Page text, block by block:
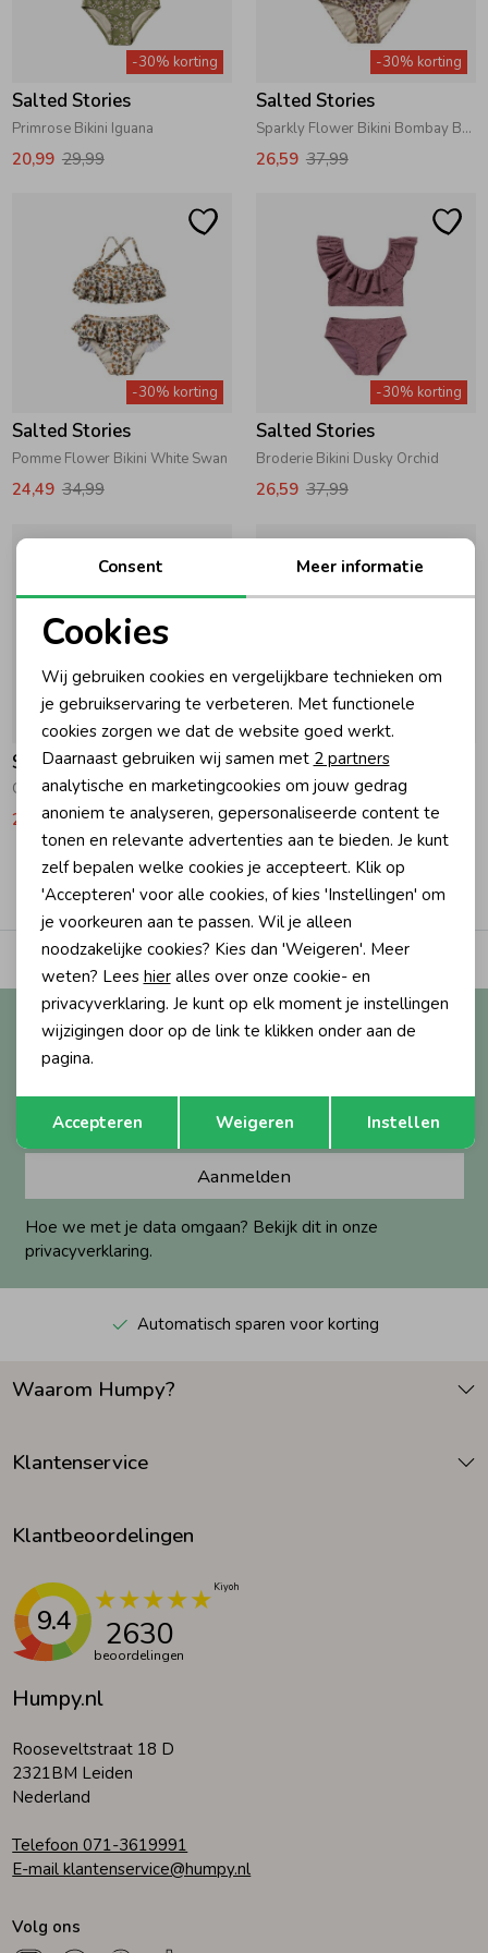
Zwemkleding
Jassen
Overhemden
Colberts & Gilets
Rompers
Regenkleding &-laarzen
Zomeraccessoires
Kledingaccessoires
Beenmode
Zwemkleding
Jassen
Overhemden
Rokken & Skorts
Jumpsuits
Blazers & Gilets
Leggings
Boxpakjes
Rompers
Ondergoed
Regenkleding &-laarzen
Zomeraccessoires
Kledingaccessoires
Winteraccessoires
Cadeaubonnen
Haaraccessoires
Babyaccessoires
Verzorgingsproducten
Winteraccessoires
Winterjassen
Zomerjassen
Zwemvesten & Zwembandjes
Winterjassen
Zomerjassen
-30% korting
Salted Stories
Primrose Bikini Iguana
20,99 29,99
-30% korting
Salted Stories
Sparkly Flower Bikini Bombay Brown
26,59 37,99
-30% korting
Salted Stories
Pomme Flower Bikini White Swan
24,49 34,99
-30% korting
Salted Stories
Broderie Bikini Dusky Orchid
26,59 37,99
-30% korting
Salted Stories
Glitter Crinkle Bikini Iguana
24,49 34,99
-30% korting
Salted Stories
Anglaise Bikini 071 Shortbread
24,49 34,99
2
Filters
Altijd als eerste op de hoogte?
Ontvang nieuwe collecties, exclusieve acties én direct
Aanmelden
Hoe we met je data omgaan? Bekijk dit in onze
privacyverklaring.
Automatisch sparen voor korting
Humpy.nl
Rooseveltstraat 18 D
2321BM Leiden
Nederland
Telefoon 071-3619991
E-mail klantenservice@humpy.nl
Waarom Humpy?
Klantenservice
Klantbeoordelingen
9.4 2630
beoordelingen
Volg ons
Noodzakelijke cookies
Personalisatie cookies
Analytische cookies
Marketing cookies
Opslaan
Consent Meer informatie
Cookies
Wij gebruiken cookies en vergelijkbare technieken om
je gebruikservaring te verbeteren. Met functionele
cookies zorgen we dat de website goed werkt.
Daarnaast gebruiken wij samen met 2 partners
analytische en marketingcookies om jouw gedrag
anoniem te analyseren, gepersonaliseerde content te
tonen en relevante advertenties aan te bieden. Je kunt
zelf bepalen welke cookies je accepteert. Klik op
'Accepteren' voor alle cookies, of kies 'Instellingen' om
je voorkeuren aan te passen. Wil je alleen
noodzakelijke cookies? Kies dan 'Weigeren'. Meer
weten? Lees hieralles over onze cookie- en
privacyverklaring. Je kunt op elk moment je instellingen
wijzigingen door op de link te klikken onder aan de
pagina.
Accepteren Weigeren Instellen